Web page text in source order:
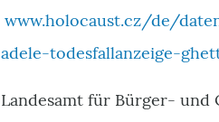
www.holocaust.cz/de/
adele-todesfallanzeige-
Landesamt für Bürger- und